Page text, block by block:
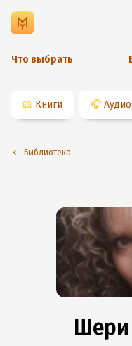
Что выбрать
📖 Книги 🎧
Библиотека
Шери